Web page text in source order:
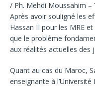
/ Ph. Mehdi Moussahim –
Après avoir souligné les
Hassan II pour les MRE
que le problème
aux réalités actuelles des
Quant au cas du Maroc,
enseignante à